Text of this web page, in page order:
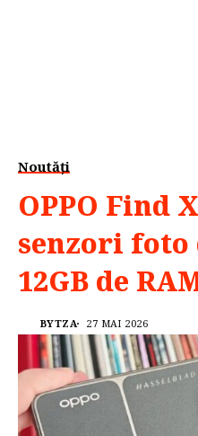
Noutăți
OPPO Find
senzori foto
12GB de
BYTZA 27 MAI 2026